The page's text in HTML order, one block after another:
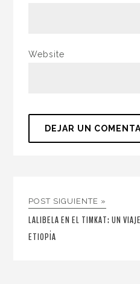
Website
POST SIGUIENTE »
LALIBELA EN EL TIMKAT: UN
ETIOPÍA